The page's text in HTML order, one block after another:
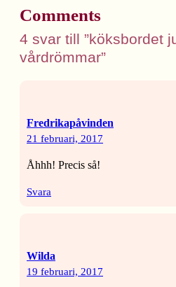
Comments
4 svar till ”köksbordet
vårdrömmar”
Fredrikapåvinden
21 februari, 2017
Åhhh! Precis så!
Svara
Wilda
19 februari, 2017